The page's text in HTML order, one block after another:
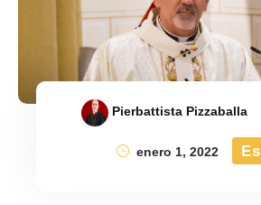
Pierbattista Pizzaballa
enero 1, 2022
Es